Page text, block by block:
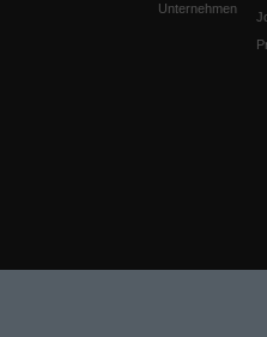
Unternehmen